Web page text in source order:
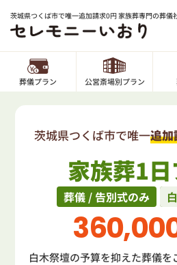
茨城県つくば市で唯一追加請求0円 家族葬専門の葬儀
葬儀プラン 公営斎場別プラン
茨城県つくば市で唯一追加
家族葬1
葬儀 / 告別式のみ
白木祭壇の予算を抑えた葬儀